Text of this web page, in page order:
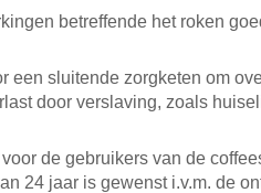
betreffende het roken
een sluitende zorgketen om
door verslaving, zoals
de gebruikers van de
24 jaar is gewenst i.v.m. de